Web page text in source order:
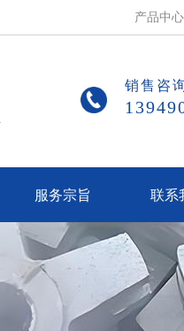
产品中心
销售咨
服务宗旨 联系